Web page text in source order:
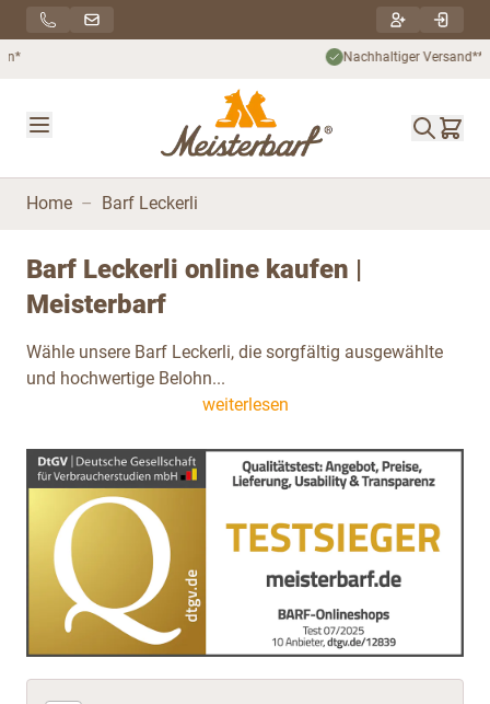
Direkt zum Inhalt
Nachhaltiger Versand***
Home – Barf Leckerli
Barf Leckerli online kaufen |
Meisterbarf
Wähle unsere Barf Leckerli, die sorgfältig ausgewählte
und hochwertige Belohn...
weiterlesen